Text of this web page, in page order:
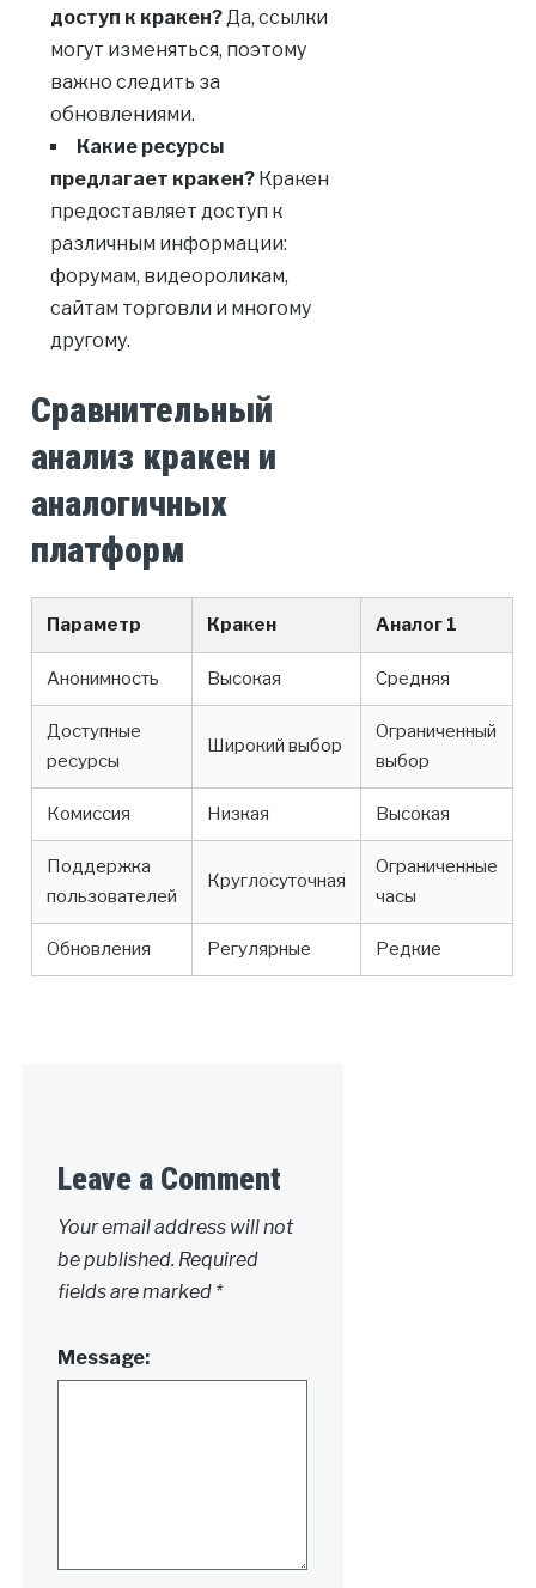
доступ к кракен?Да, ссылки
могут изменяться, поэтому
важно следить за
обновлениями.
Какие ресурсы
предлагает кракен?Кракен
предоставляет доступ к
различным информации:
форумам, видеороликам,
сайтам торговли и многому
другому.
Сравнительный
анализ кракен и
аналогичных
платформ
Параметр Кракен Аналог 1
Анонимность Высокая Средняя
Доступные
ресурсы
Широкий выбор
Ограниченный
выбор
Комиссия Низкая Высокая
Поддержка
пользователей
Круглосуточная
Ограниченные
часы
Обновления Регулярные Редкие
Leave a Comment
Your email address will not
be published. Required
fields are marked *
Message: